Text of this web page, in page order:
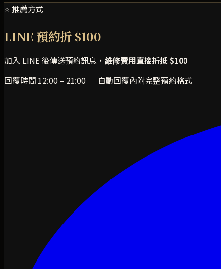
⭐ 推薦方式
LINE 預約折 $100
加入 LINE 後傳送預約訊息， 維修費用直接折抵 $100
回覆時間 12:00 – 21:00 ｜ 自動回覆內附完整預約格式